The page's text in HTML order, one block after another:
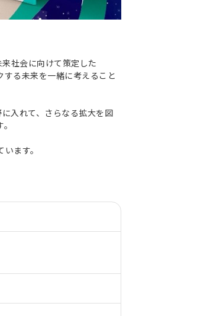
社会に向けて策定した
する未来を一緒に考えること
入れて、さらなる拡大を図
ます。